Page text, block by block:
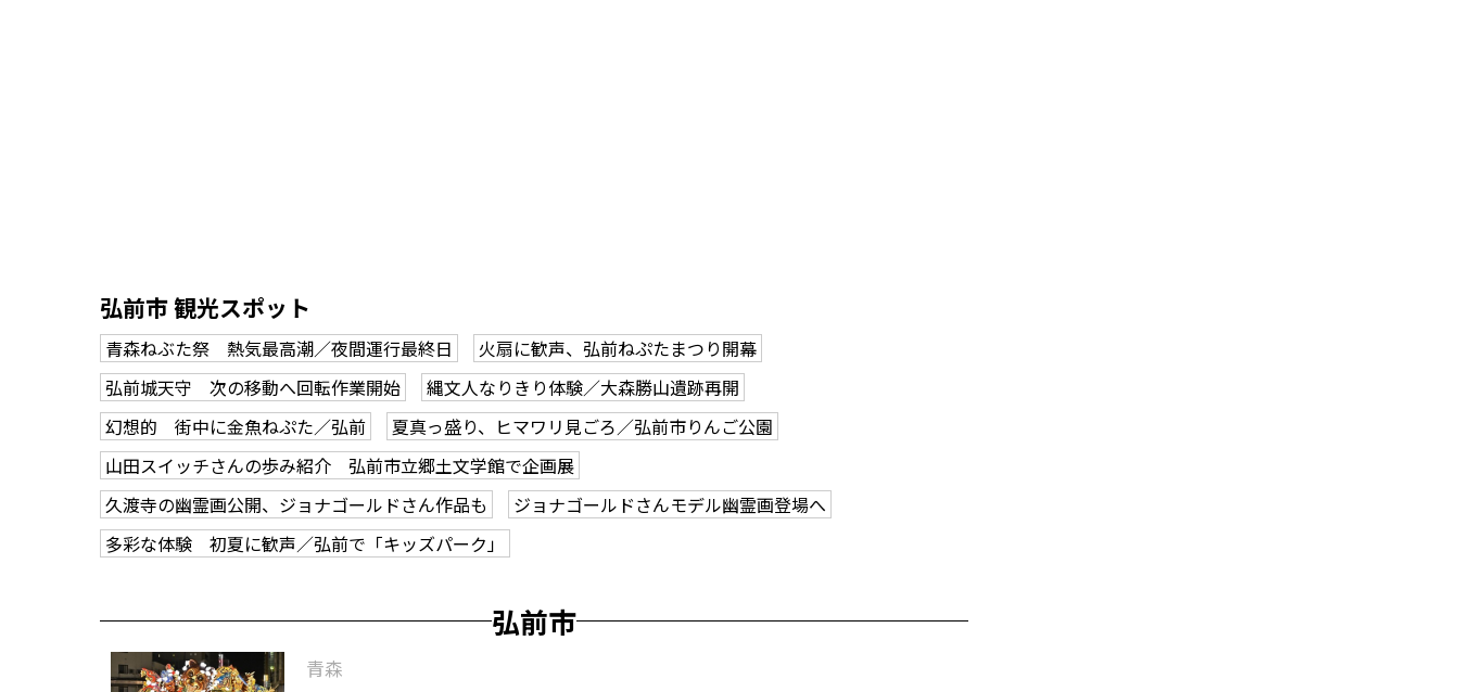
弘前市 観光スポット
青森ねぶた祭 熱気最高潮／夜間運行最終日
火扇に歓声、弘前ねぷたまつり開幕
弘前城天守 次の移動へ回転作業開始
縄文人なりきり体験／大森勝山遺跡再開
幻想的 街中に金魚ねぷた／弘前
夏真っ盛り、ヒマワリ見ごろ／弘前市りんご公園
山田スイッチさんの歩み紹介 弘前市立郷土文学館で企画展
久渡寺の幽霊画公開、ジョナゴールドさん作品も
ジョナゴールドさんモデル幽霊画登場へ
多彩な体験 初夏に歓声／弘前で「キッズパーク」
弘前市
青森